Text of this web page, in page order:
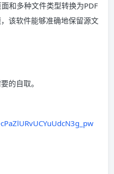
和多种文件类型转换为PDF
该软件能够准确地保留源文
的自取。